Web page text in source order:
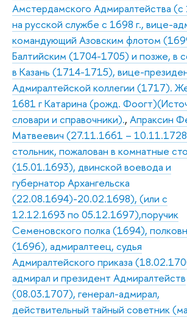
Амстердамского Адмиралтейства
на русской службе с 1698 г., вице-
командующий Азовским флотом
Балтийским (1704-1705) и позже, в
в Казань (1714-1715), вице-
Адмиралтейской коллегии (1717).
1681 г Катарина (рожд.
словари и справочники)., Апраксин
Матвеевич (27.11.1661 –
стольник, пожалован в комнатные
(15.01.1693), двинской воевода и
губернатор Архангельска
(22.08.1694)-20.02.1698), (или с
12.12.1693 по 05.12.1697),поручик
Семеновского полка (1694),
(1696), адмиралтеец, судья
Адмиралтейского приказа
адмирал и президент Адмиралтейств
(08.03.1707), генерал-адмирал,
действительный тайный советник